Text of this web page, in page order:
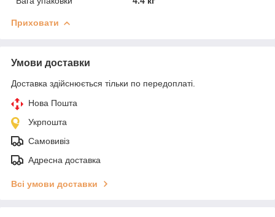
Приховати
Умови доставки
Доставка здійснюється тільки по передоплаті.
Нова Пошта
Укрпошта
Самовивіз
Адресна доставка
Всі умови доставки